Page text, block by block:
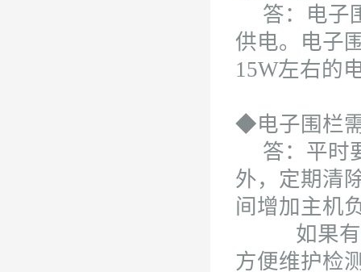
答：电子
供电。电子
15W左右的
◆电子围栏
答：平时
外，定期清
间增加主机
如果有必
方便维护检